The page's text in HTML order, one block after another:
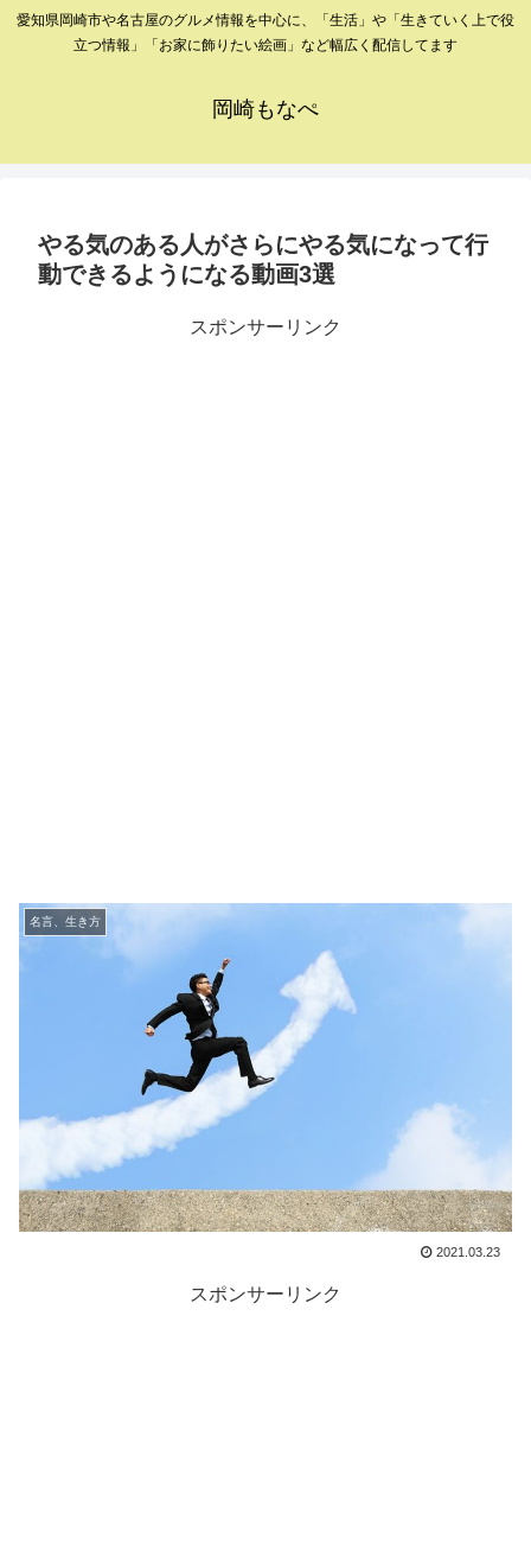
愛知県岡崎市や名古屋のグルメ情報を中心に、「生活」や「生きていく上で役
立つ情報」「お家に飾りたい絵画」など幅広く配信してます
岡崎もなぺ
やる気のある人がさらにやる気になって行
動できるようになる動画3選
スポンサーリンク
名言、生き方
2021.03.23
スポンサーリンク